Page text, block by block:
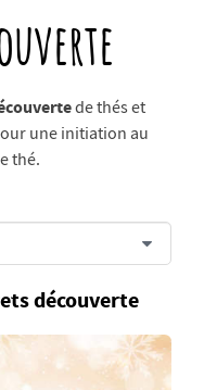
de thés et
une initiation au
thé.
découverte